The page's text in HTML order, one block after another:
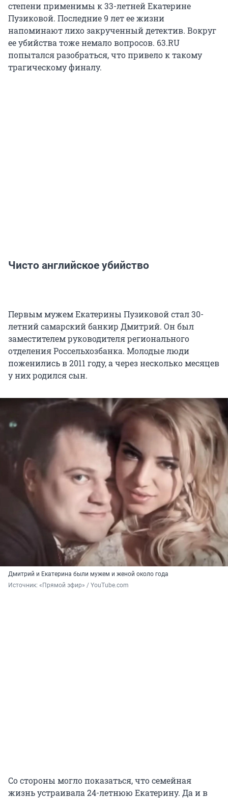
степени применимы к 33-летней Екатерине
Пузиковой. Последние 9 лет ее жизни
напоминают лихо закрученный детектив. Вокруг
ее убийства тоже немало вопросов. 63.RU
попытался разобраться, что привело к такому
трагическому финалу.
Чисто английское убийство
Первым мужем Екатерины Пузиковой стал 30-
летний самарский банкир Дмитрий. Он был
заместителем руководителя регионального
отделения Россельхозбанка. Молодые люди
поженились в 2011 году, а через несколько месяцев
у них родился сын.
Дмитрий и Екатерина были мужем и женой около года
Источник: «Прямой эфир» / YouТube.com
Со стороны могло показаться, что семейная
жизнь устраивала 24-летнюю Екатерину. Да и в